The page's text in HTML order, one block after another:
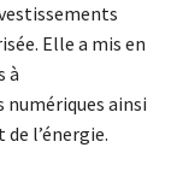
Elle a mis en
à
ainsi
l’énergie.